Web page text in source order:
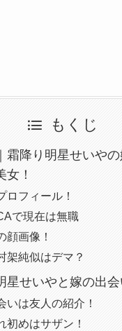
もくじ
霜降り明星せいや
女！
ロフィール！
で現在は無職
顔画像！
架純似はデマ？
星せいやと嫁の出会
いは友人の紹介！
初めはサザン！